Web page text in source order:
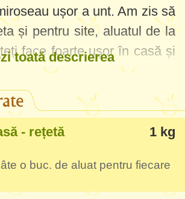
ușor a unt. Am zis să
și pentru site, aluatul de la
face foarte ușor în casă și
rapid la alte rețete. Am
de câteva umpluturi de
în pașii rețetei. Cantitățile
la fiecare tip de umplutură
20 de plăcinte - aveți grijă
faceți plăcinte mai puține,
respectiv.
toată descrierea
- rețetă
1 kg
o buc. de aluat pentru fiecare